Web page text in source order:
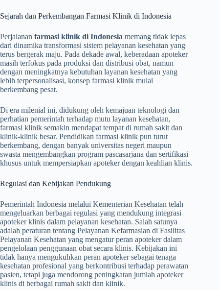
Sejarah dan Perkembangan Farmasi Klinik di Indonesia
Perjalanan farmasi klinik di Indonesia memang tidak lepas
dari dinamika transformasi sistem pelayanan kesehatan yang
terus bergerak maju. Pada dekade awal, keberadaan apoteker
masih terfokus pada produksi dan distribusi obat, namun
dengan meningkatnya kebutuhan layanan kesehatan yang
lebih terpersonalisasi, konsep farmasi klinik mulai
berkembang pesat.
Di era milenial ini, didukung oleh kemajuan teknologi dan
perhatian pemerintah terhadap mutu layanan kesehatan,
farmasi klinik semakin mendapat tempat di rumah sakit dan
klinik-klinik besar. Pendidikan farmasi klinik pun turut
berkembang, dengan banyak universitas negeri maupun
swasta mengembangkan program pascasarjana dan sertifikasi
khusus untuk mempersiapkan apoteker dengan keahlian klinis.
Regulasi dan Kebijakan Pendukung
Pemerintah Indonesia melalui Kementerian Kesehatan telah
mengeluarkan berbagai regulasi yang mendukung integrasi
apoteker klinis dalam pelayanan kesehatan. Salah satunya
adalah peraturan tentang Pelayanan Kefarmasian di Fasilitas
Pelayanan Kesehatan yang mengatur peran apoteker dalam
pengelolaan penggunaan obat secara klinis. Kebijakan ini
tidak hanya mengukuhkan peran apoteker sebagai tenaga
kesehatan profesional yang berkontribusi terhadap perawatan
pasien, tetapi juga mendorong peningkatan jumlah apoteker
klinis di berbagai rumah sakit dan klinik.